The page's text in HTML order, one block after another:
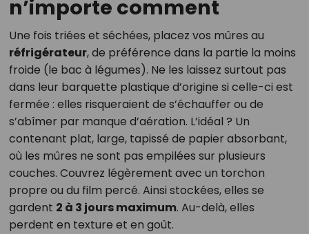
n’importe comment
Une fois triées et séchées, placez vos mûres au
réfrigérateur, de préférence dans la partie la moins
froide (le bac à légumes). Ne les laissez surtout pas
dans leur barquette plastique d’origine si celle-ci est
fermée : elles risqueraient de s’échauffer ou de
s’abîmer par manque d’aération. L’idéal ? Un
contenant plat, large, tapissé de papier absorbant,
où les mûres ne sont pas empilées sur plusieurs
couches. Couvrez légèrement avec un torchon
propre ou du film percé. Ainsi stockées, elles se
gardent 2 à 3 jours maximum. Au-delà, elles
perdent en texture et en goût.